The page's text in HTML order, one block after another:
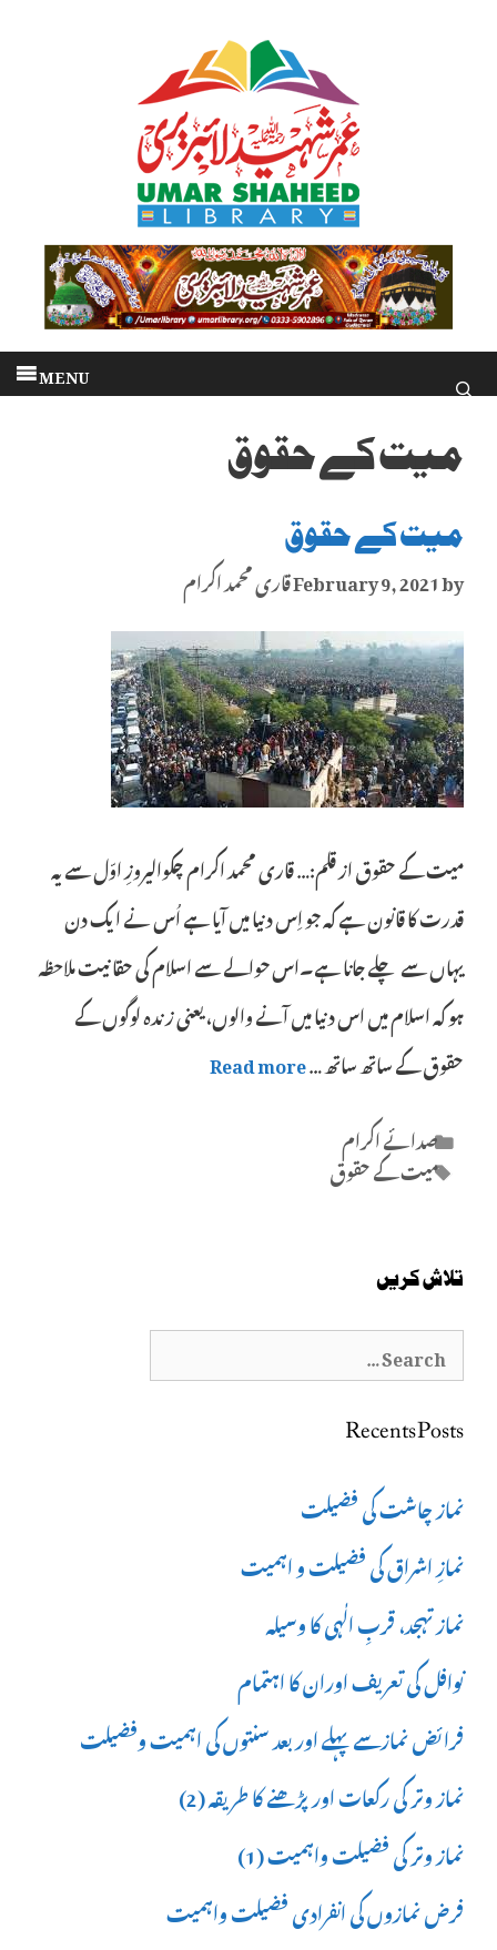
MENU
میت کے حقوق
میت کے حقوق
February 9, 2021by قاری محمد اکرام
میت کے حقوق از قلم:… قاری محمد اکرام چکوالیروزِ اوّل سے یہ
قدرت کا قانون ہے کہ جو اِس دنیا میں آیا ہے اُس نے ایک دن
یہاں سے چلے جانا ہے۔اس حوالے سے اسلام کی حقانیت ملاحظہ
ہو کہ اسلام میں اس دنیا میں آنے والوں، یعنی زندہ لوگوں کے
حقوق کے ساتھ ساتھ …Read more
Categories
صدائے اکرام
Tags
میت کے حقوق
تلاش کریں
Search
Recents Posts
نماز چاشت کی فضیلت
نمازِ اشراق کی فضیلت و اہمیت
نماز تہجد، قربِ الٰہی کا وسیلہ
نوافل کی تعریف اوران کا اہتمام
فرائض نمازسے پہلے اور بعد سنتوں کی اہمیت وفضیلت
نماز وتر کی رکعات اور پڑھنے کا طریقہ (2)
نماز وتر کی فضیلت واہمیت (1)
فرض نمازوں کی انفرادی فضیلت واہمیت